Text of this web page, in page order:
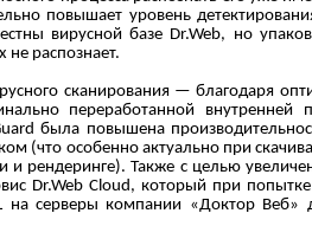
повышает уровень
вирусной базе Dr.Web, но
не распознает.
сканирования — благодаря
переработанной внутренней
была повышена
(что особенно актуально при
и рендеринге). Также с целью
Dr.Web Cloud, который при
на серверы компании «Доктор